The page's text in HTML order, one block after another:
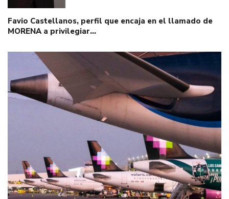
Favio Castellanos, perfil que encaja en el llamado de
MORENA a privilegiar…